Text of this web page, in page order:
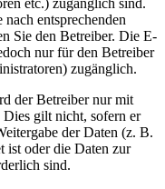
entsprechenden
Sie den Betreiber. Die E-
nur für den Betreiber
zugänglich.
der Betreiber nur mit
gilt nicht, sofern er
der Daten (z. B.
ist oder die Daten zur
sind.